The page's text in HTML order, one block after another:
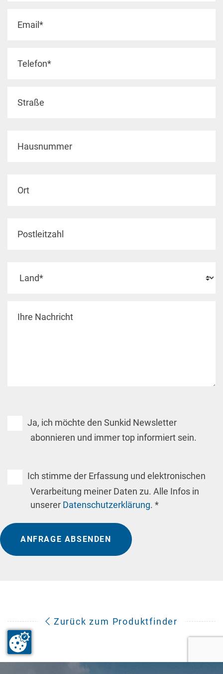
Ja, ich möchte den Sunkid Newsletter
abonnieren und immer top informiert sein.
Ich stimme der Erfassung und elektronischen
Verarbeitung meiner Daten zu. Alle Infos in
unserer Datenschutzerklärung. *
ANFRAGE ABSENDEN
Zurück zum Produktfinder